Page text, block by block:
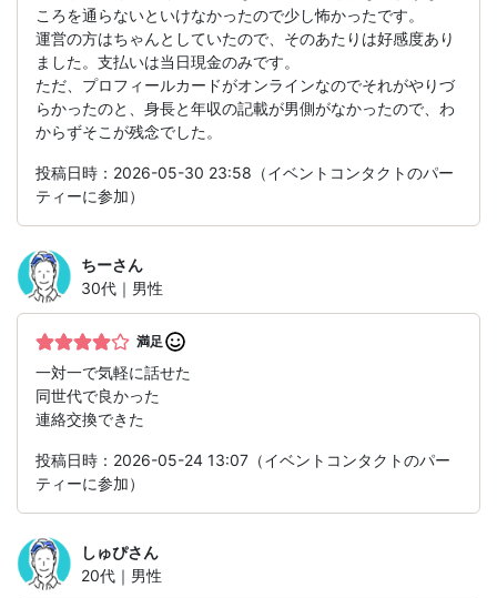
ころを通らないといけなかったので少し怖かったです。
運営の方はちゃんとしていたので、そのあたりは好感度あり
ました。支払いは当日現金のみです。
ただ、プロフィールカードがオンラインなのでそれがやりづ
らかったのと、身長と年収の記載が男側がなかったので、わ
からずそこが残念でした。
投稿日時：2026-05-30 23:58（イベントコンタクトのパー
ティーに参加）
ちーさん
30代｜男性
満足
一対一で気軽に話せた
同世代で良かった
連絡交換できた
投稿日時：2026-05-24 13:07（イベントコンタクトのパー
ティーに参加）
しゅぴさん
20代｜男性